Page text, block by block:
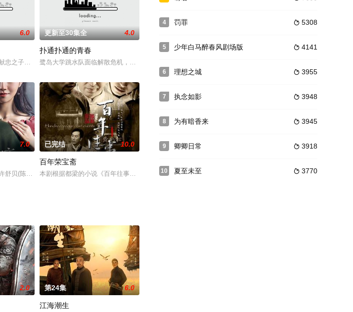
好不烦恼，却渐渐发现他外冷内热，闷骚又傲娇，而且爱
连完成了多次看似不可能完成的任务，他们营救了被敌人渗透分队抓走的文工队员，深入敌后捕
6.0
忠之子，是位纨绔子弟，经常流连于香桥酒楼。在那里，永远有一位国色天香的大美女玉芝正在等着他的到来，不巧的是
更新至30集全 4.0
扑通扑通的青春
鹭岛大学跳水队面临解散危机，教练于枫找到昔日跳水界的“明日之星”江白龙；曾是泰国跳水运动员的留学生
短剧，无固定演员固定角色具有鲜明的网络特点，每集均有
家庭马、吴、柳、田等为主要代表的十六位故事主人公，在改革开放的“实验场”上实
7.0
舒贝(陈艳茜饰)为了报双亲逝去之仇，步步为营，利用一切手段接近复仇目标，却落入情感与记忆的陷阱。许舒贝在复仇过
已完结 10.0
百年荣宝斋
本剧根据都梁的小说《百年往事》改编而成。清咸丰年间，京城琉璃厂的百年南纸店松竹斋因质优货全而为文
2.0 第24集 6.0
江海潮生
4  5308
罚罪
5  4141
少年白马醉春风剧场版
6  3955
理想之城
7  3948
执念如影
8  3945
为有暗香来
9  3918
卿卿日常
10  3770
夏至未至